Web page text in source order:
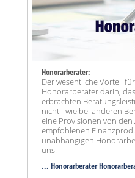
Honorarberater:
Der wesentliche Vorteil
Honorarberater darin,
erbrachten
nicht - wie bei anderen
eine Provisionen von
empfohlenen
unabhängigen
uns.
... Honorarberater